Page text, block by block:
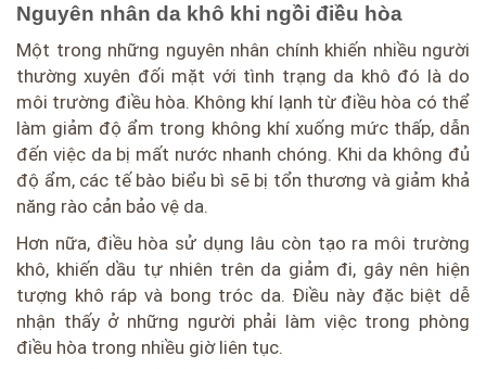
Nguyên nhân da khô khi ngồi điều hòa
Một trong những nguyên nhân chính khiến nhiều người
thường xuyên đối mặt với tình trạng da khô đó là do
môi trường điều hòa. Không khí lạnh từ điều hòa có thể
làm giảm độ ẩm trong không khí xuống mức thấp, dẫn
đến việc da bị mất nước nhanh chóng. Khi da không đủ
độ ẩm, các tế bào biểu bì sẽ bị tổn thương và giảm khả
năng rào cản bảo vệ da.
Hơn nữa, điều hòa sử dụng lâu còn tạo ra môi trường
khô, khiến dầu tự nhiên trên da giảm đi, gây nên hiện
tượng khô ráp và bong tróc da. Điều này đặc biệt dễ
nhận thấy ở những người phải làm việc trong phòng
điều hòa trong nhiều giờ liên tục.